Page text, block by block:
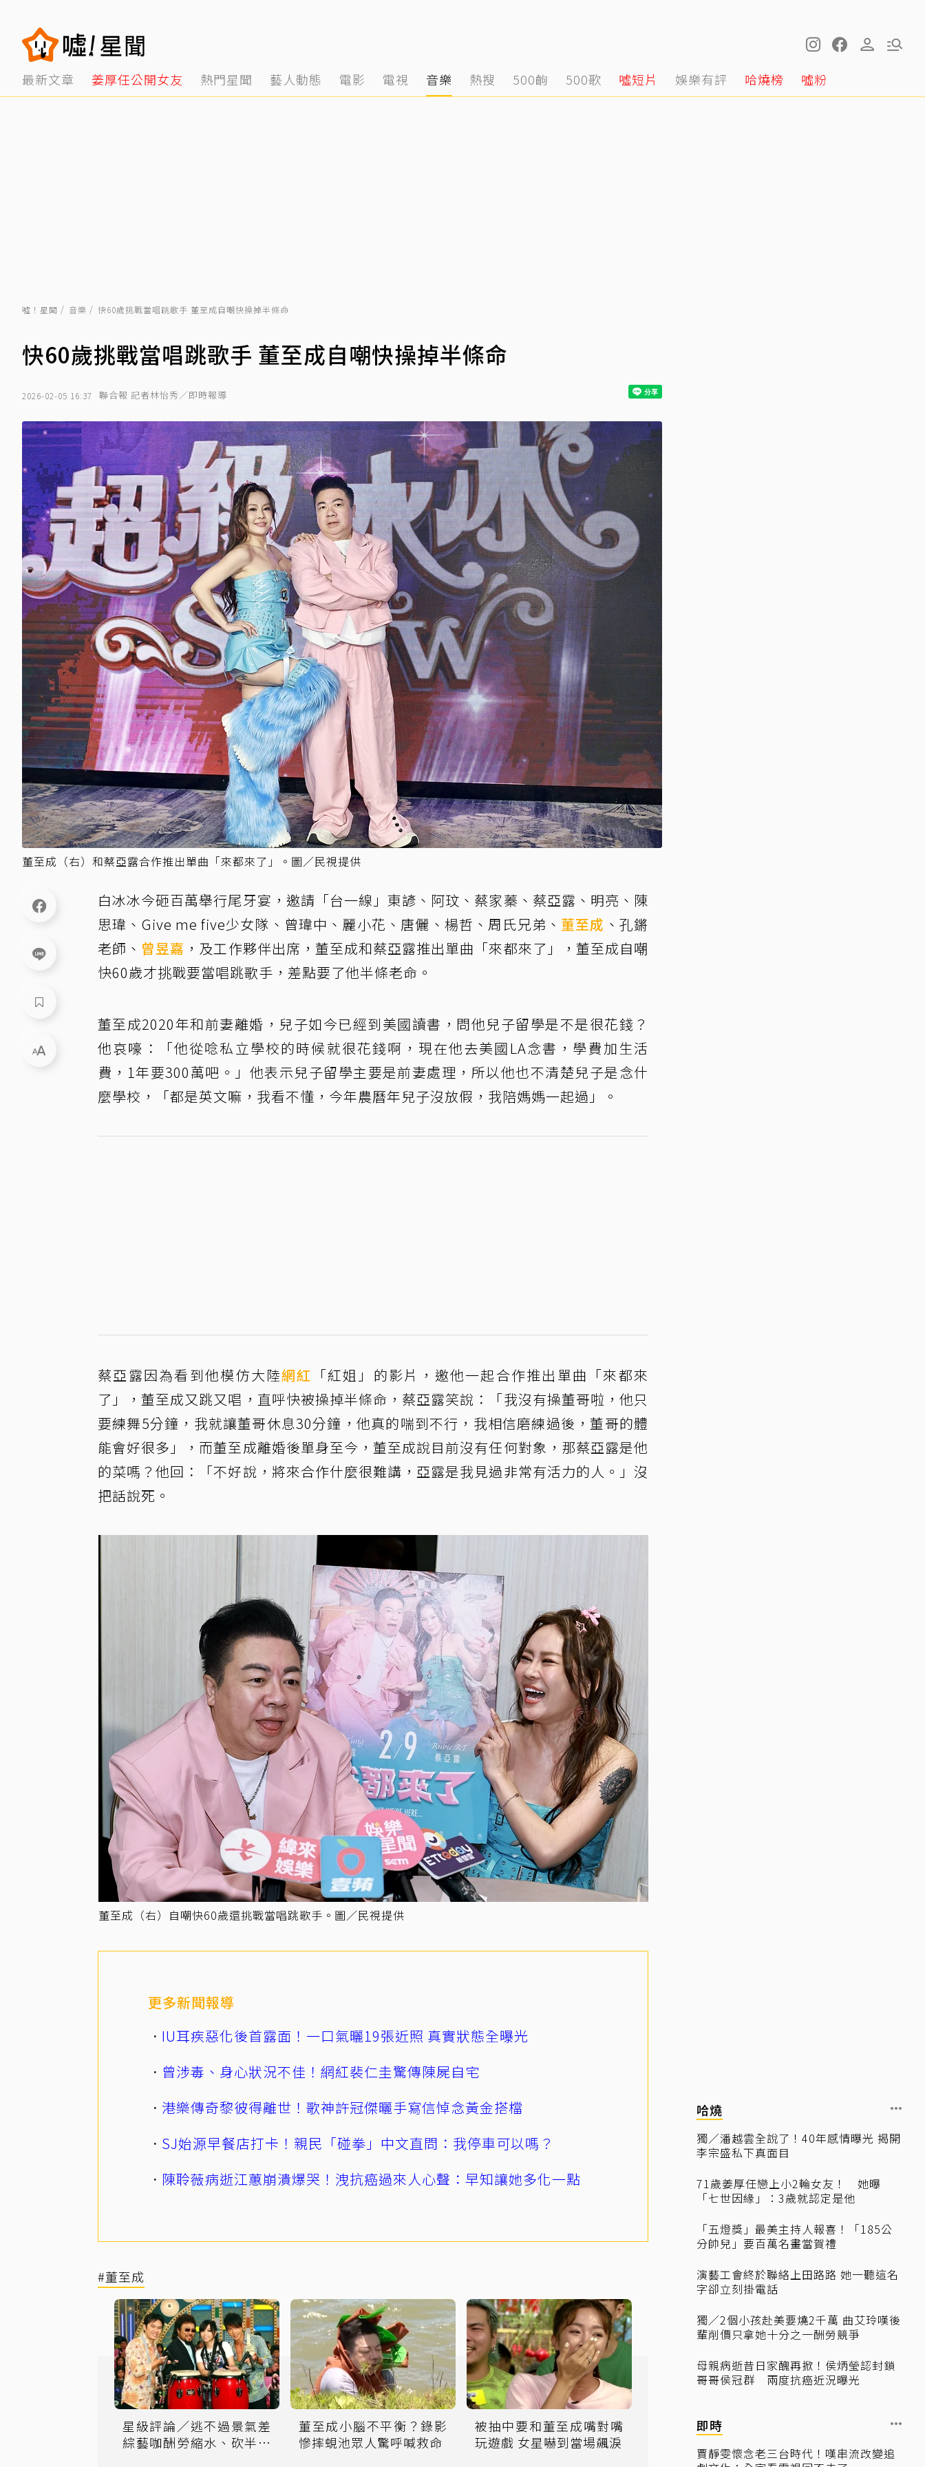
最新文章 姜厚任公開女友 熱門星聞 藝人動態 電影 電視 音樂 熱搜 500齣 500歌 噓短片 娛樂有評 哈燒榜 噓粉
噓！星聞 音樂 快60歲挑戰當唱跳歌手 董至成自嘲快操掉半條命
快60歲挑戰當唱跳歌手 董至成自嘲快操掉半條命
2026-02-05 16:37 聯合報 記者林怡秀／即時報導
董至成（右）和蔡亞露合作推出單曲「來都來了」。圖／民視提供
白冰冰今砸百萬舉行尾牙宴，邀請「台一線」東諺、阿玟、蔡家蓁、蔡亞露、明亮、陳
思瑋、Give me five少女隊、曾瑋中、麗小花、唐儷、楊哲、周氏兄弟、 董至成 、孔鏘
老師、 曾昱嘉 ，及工作夥伴出席，董至成和蔡亞露推出單曲「來都來了」，董至成自嘲
快60歲才挑戰要當唱跳歌手，差點要了他半條老命。
董至成2020年和前妻離婚，兒子如今已經到美國讀書，問他兒子留學是不是很花錢？
他哀嚎：「他從唸私立學校的時候就很花錢啊，現在他去美國LA念書，學費加生活
費，1年要300萬吧。」他表示兒子留學主要是前妻處理，所以他也不清楚兒子是念什
麼學校，「都是英文嘛，我看不懂，今年農曆年兒子沒放假，我陪媽媽一起過」。
蔡亞露因為看到他模仿大陸網紅 「紅姐」的影片，邀他一起合作推出單曲「來都來
了」，董至成又跳又唱，直呼快被操掉半條命，蔡亞露笑說：「我沒有操董哥啦，他只
要練舞5分鐘，我就讓董哥休息30分鐘，他真的喘到不行，我相信磨練過後，董哥的體
能會好很多」，而董至成離婚後單身至今，董至成說目前沒有任何對象，那蔡亞露是他
的菜嗎？他回：「不好說，將來合作什麼很難講，亞露是我見過非常有活力的人。」沒
把話說死。
董至成（右）自嘲快60歲還挑戰當唱跳歌手。圖／民視提供
更多新聞報導
IU耳疾惡化後首露面！一口氣曬19張近照 真實狀態全曝光
曾涉毒、身心狀況不佳！網紅裴仁圭驚傳陳屍自宅
港樂傳奇黎彼得離世！歌神許冠傑曬手寫信悼念黃金搭檔
SJ始源早餐店打卡！親民「碰拳」中文直問：我停車可以嗎？
陳聆薇病逝江蕙崩潰爆哭！洩抗癌過來人心聲：早知讓她多化一點
#董至成
星級評論／逃不過景氣差
綜藝咖酬勞縮水、砍半迫
董至成小腦不平衡？錄影
慘摔蜆池眾人驚呼喊救命
被抽中要和董至成嘴對嘴
玩遊戲 女星嚇到當場飆淚
哈燒
獨／潘越雲全說了！40年感情曝光 揭開
李宗盛私下真面目
71歲姜厚任戀上小2輪女友！ 她曝
「七世因緣」：3歲就認定是他
「五燈獎」最美主持人報喜！「185公
分帥兒」要百萬名畫當賀禮
演藝工會終於聯絡上田路路 她一聽這名
字卻立刻掛電話
獨／2個小孩赴美要燒2千萬 曲艾玲嘆後
輩削價只拿她十分之一酬勞競爭
母親病逝昔日家醜再掀！侯炳瑩認封鎖
哥哥侯冠群 兩度抗癌近況曝光
即時
賈靜雯懷念老三台時代！嘆串流改變追